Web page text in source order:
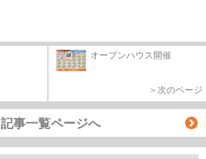
オープンハウス開催
＞次のページ
記事一覧ページへ